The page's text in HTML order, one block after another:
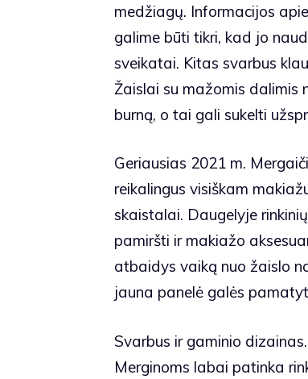
medžiagų. Informacijos
galime būti tikri, kad jo
sveikatai. Kitas svarbus
Žaislai su mažomis dalimis
burną, o tai gali sukelti
Geriausias 2021 m.
reikalingus visiškam
skaistalai. Daugelyje
pamiršti ir makiažo
atbaidys vaiką nuo žaislo
jauna panelė galės
Svarbus ir gaminio
Merginoms labai patinka